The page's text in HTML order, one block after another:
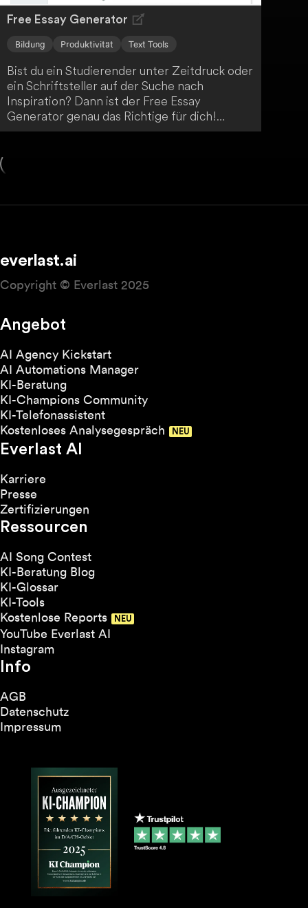
Free Essay Generator
Bildung Produktivität Text Tools
Bist du ein Studierender unter Zeitdruck oder
ein Schriftsteller auf der Suche nach
Inspiration? Dann ist der Free Essay
Generator genau das Richtige für dich!
Mithilfe fortschrittlicher KI-Technologie
everlast.ai
Copyright © Everlast 2025
Angebot
AI Agency Kickstart
AI Automations Manager
KI-Beratung
KI-Champions Community
KI-Telefonassistent
Kostenloses Analysegespräch
Everlast AI
Karriere
Presse
Zertifizierungen
Ressourcen
AI Song Contest
KI-Beratung Blog
KI-Glossar
KI-Tools
Kostenlose Reports
YouTube Everlast AI
Instagram
Info
AGB
Datenschutz
Impressum